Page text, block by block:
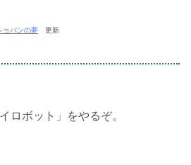
パンの夢 更新
ロボット」をやるぞ。